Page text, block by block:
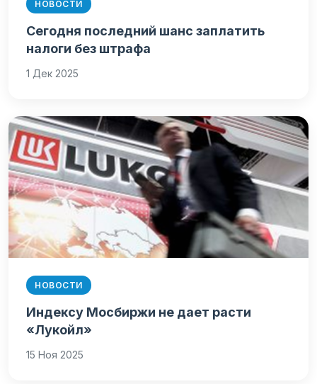
НОВОСТИ
Сегодня последний шанс заплатить
налоги без штрафа
1 Дек 2025
НОВОСТИ
Индексу Мосбиржи не дает расти
«Лукойл»
15 Ноя 2025